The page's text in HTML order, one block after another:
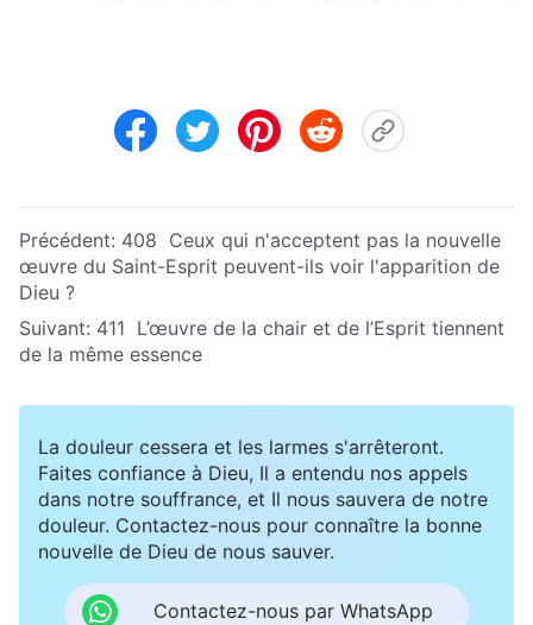
Précédent: 408 Ceux qui n'acceptent pas la nouvelle
œuvre du Saint-Esprit peuvent-ils voir l'apparition de
Dieu ?
Suivant: 411 L’œuvre de la chair et de l’Esprit tiennent
de la même essence
La douleur cessera et les larmes s'arrêteront.
Faites confiance à Dieu, Il a entendu nos appels
dans notre souffrance, et Il nous sauvera de notre
douleur. Contactez-nous pour connaître la bonne
nouvelle de Dieu de nous sauver.
Contactez-nous par WhatsApp